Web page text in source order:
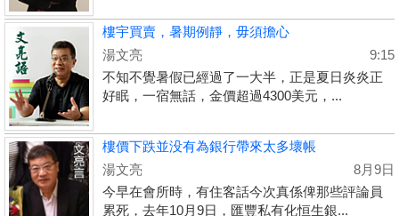
樓宇買賣，暑期例靜，毋須擔心
湯文亮
9:15
不知不覺暑假已經過了一大半，正是夏日炎炎正
好眠，一宿無話，金價超過4300美元，...
樓價下跌並没有為銀行帶來太多壞帳
湯文亮
8月9日
今早在會所時，有住客話今次真係俾那些評論員
累死，去年10月9日，匯豐私有化恒生銀...